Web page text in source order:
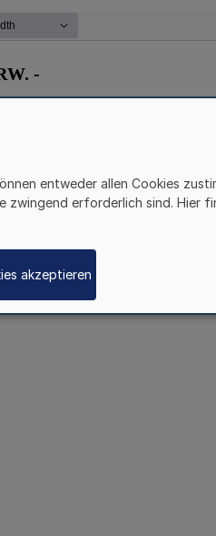
entweder allen Cookies
zwingend erforderlich sind. Hier
akzeptieren